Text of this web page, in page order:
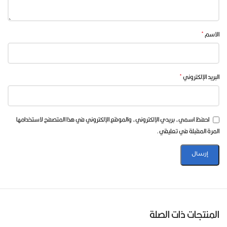
قنواتbeIN Sports MAX، فإن اشتراكVIP 2هو الفئة التي يجب
التركيز عليها هذا الاشتراك يستهدف المستخدم الذي لا يريد الاكتفاء
بالقنوات الأساسية فقط، بل يريد الاشتراك الأقوى الذي يدعم
القنوات الإضافية الخاصة بالمباريات الكبرى والتغطيات المهمة.
لماذا VIP 2 هو الاشتراك الأهم الآن
السبب الرئيسي هو أن البطولات الكبرى لا تعتمد دائمًا على القنوات
الأساسية فقط
والتغطيات على قنوات إضافية، وهنا تظهر أهمية قنوات
التالية:
الاسم*
البريد الإلكتروني*
احفظ اسمي، بريدي الإلكتروني، والموقع الإلكتروني في هذا المتصفح لاستخدامها
المرة المقبلة في تعليقي.
المنتجات ذات الصلة